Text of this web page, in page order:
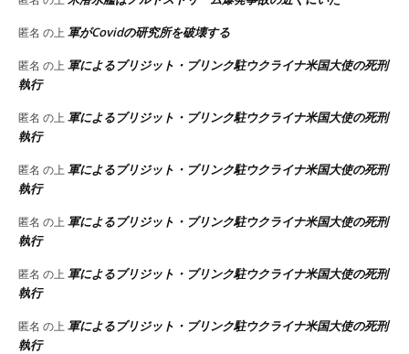
匿名 の上 軍がCovidの研究所を破壊する
匿名 の上 軍によるブリジット・ブリンク駐ウクライナ米国大使の死刑
執行
匿名 の上 軍によるブリジット・ブリンク駐ウクライナ米国大使の死刑
執行
匿名 の上 軍によるブリジット・ブリンク駐ウクライナ米国大使の死刑
執行
匿名 の上 軍によるブリジット・ブリンク駐ウクライナ米国大使の死刑
執行
匿名 の上 軍によるブリジット・ブリンク駐ウクライナ米国大使の死刑
執行
匿名 の上 軍によるブリジット・ブリンク駐ウクライナ米国大使の死刑
執行